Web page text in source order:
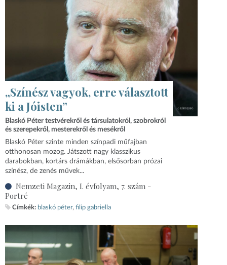
„Színész vagyok, erre választott
ki a Jóisten”
Blaskó Péter testvérekről és társulatokról, szobrokról
és szerepekről, mesterekről és mesékről
Blaskó Péter szinte minden színpadi műfajban
otthonosan mozog. Játszott nagy klasszikus
darabokban, kortárs drámákban, elsősorban prózai
színész, de zenés művek...
Nemzeti Magazin, I. évfolyam, 7. szám -
Portré
Címkék: blaskó péter filip gabriella